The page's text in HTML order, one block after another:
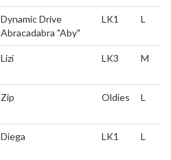
Dynamic Drive
Abracadabra "Aby"
LK1 L
Lizi LK3 M
Zip Oldies L
Diega LK1 L